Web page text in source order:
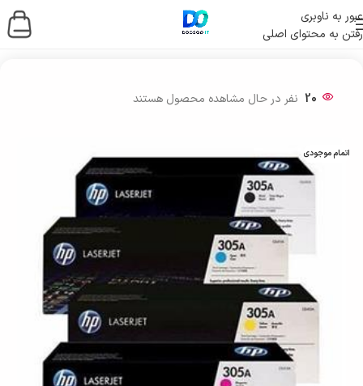
عبور به ناوبری
رفتن به محتوای اصلی
خانه/ چاپگرها و اسکنرها
20 نفر در حال مشاهده محصول هستند
اتمام موجودی